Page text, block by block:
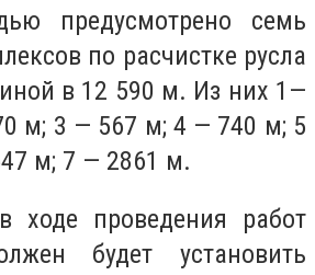
предусмотрено семь
по расчистке русла
в 12 590 м. Из них 1—
м; 3 — 567 м; 4 — 740 м; 5
м; 7 — 2861 м.
ходе проведения работ
будет установить